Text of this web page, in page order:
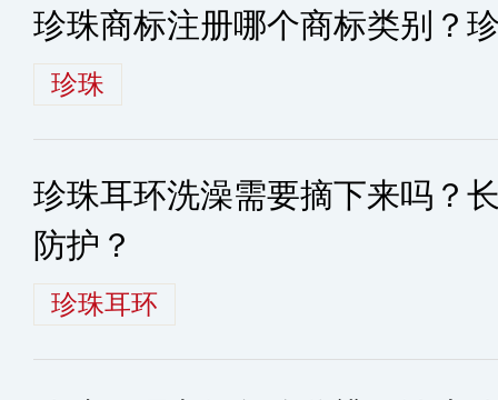
珍珠商标注册哪个商标类别？
珍珠
珍珠耳环洗澡需要摘下来吗？
防护？
珍珠耳环